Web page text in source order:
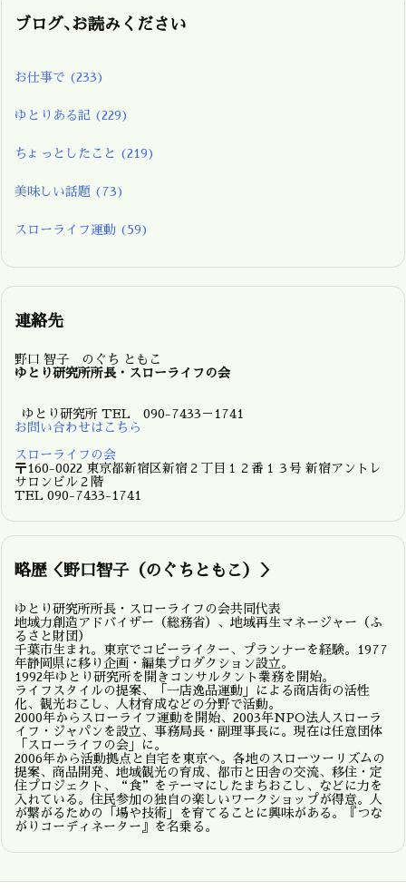
ブログ､お読みください
お仕事で (233)
ゆとりある記 (229)
ちょっとしたこと (219)
美味しい話題 (73)
スローライフ運動 (59)
連絡先
野口 智子 のぐち ともこ
ゆとり研究所所長・スローライフの会
ゆとり研究所 TEL 090-7433－1741
お問い合わせはこちら
スローライフの会
〒160-0022 東京都新宿区新宿２丁目１２番１３号 新宿アントレ
サロンビル２階
TEL 090-7433-1741
略歴＜野口智子（のぐちともこ）＞
ゆとり研究所所長・スローライフの会共同代表
地域力創造アドバイザー（総務省）、地域再生マネージャー（ふ
るさと財団）
千葉市生まれ。東京でコピーライター、プランナーを経験。1977
年静岡県に移り企画・編集プロダクション設立。
1992年ゆとり研究所を開きコンサルタント業務を開始。
ライフスタイルの提案、「一店逸品運動」による商店街の活性
化、観光おこし、人材育成などの分野で活動。
2000年からスローライフ運動を開始、2003年NPO法人スローラ
イフ・ジャパンを設立、事務局長・副理事長に。現在は任意団体
「スローライフの会」に。
2006年から活動拠点と自宅を東京へ。各地のスローツーリズムの
提案、商品開発、地域観光の育成、都市と田舎の交流、移住・定
住プロジェクト、“食”をテーマにしたまちおこし、などに力を
入れている。住民参加の独自の楽しいワークショップが得意。人
が繋がるための「場や技術」を育てることに興味がある。『つな
がりコーディネーター』を名乗る。